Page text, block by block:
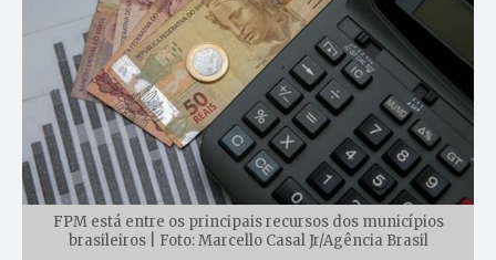
FPM está entre os principais recursos dos municípios
brasileiros | Foto: Marcello Casal Jr/Agência Brasil